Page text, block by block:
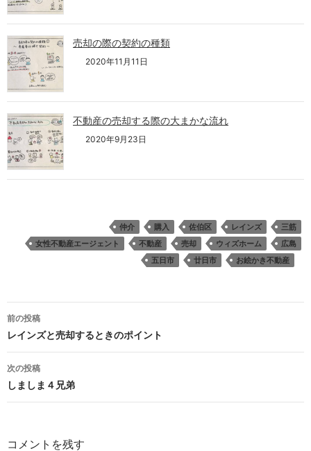
売却の際の契約の種類
2020年11月11日
不動産の売却する際の大まかな流れ
2020年9月23日
仲介 購入 佐伯区 レインズ
三筋
女性不動産エージェント
不動産 売却 ウィズホーム
広島
五日市
廿日市 お絵かき不動産
投
稿
ナ
ビ
前の投稿
レインズと売却するときのポイント
次の投稿
しましま４兄弟
コメントを残す